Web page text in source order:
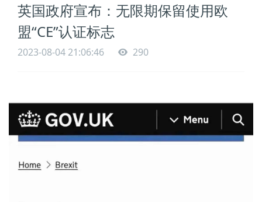
英国政府宣布：无限期保留使用欧
盟“CE”认证标志
2023-08-04 21:06:46 290